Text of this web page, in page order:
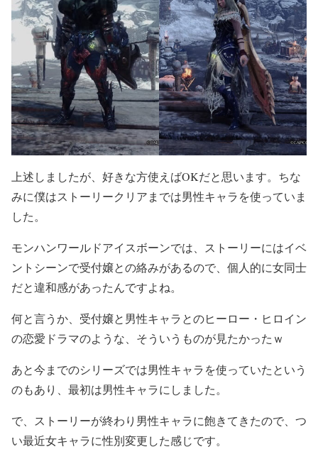
上述しましたが、好きな方使えばOKだと思います。ちな
みに僕はストーリークリアまでは男性キャラを使っていま
した。
モンハンワールドアイスボーンでは、ストーリーにはイベ
ントシーンで受付嬢との絡みがあるので、個人的に女同士
だと違和感があったんですよね。
何と言うか、受付嬢と男性キャラとのヒーロー・ヒロイン
の恋愛ドラマのような、そういうものが見たかったｗ
あと今までのシリーズでは男性キャラを使っていたという
のもあり、最初は男性キャラにしました。
で、ストーリーが終わり男性キャラに飽きてきたので、つ
い最近女キャラに性別変更した感じです。